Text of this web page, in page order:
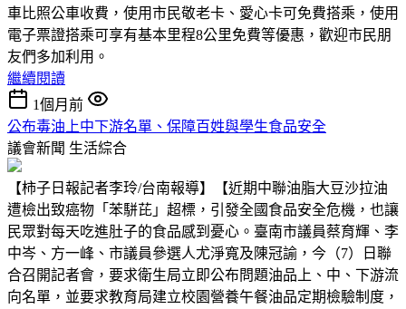
車比照公車收費，使用市民敬老卡、愛心卡可免費搭乘，使用
電子票證搭乘可享有基本里程8公里免費等優惠，歡迎市民朋
友們多加利用。
繼續閱讀
1個月前
公布毒油上中下游名單、保障百姓與學生食品安全
議會新聞 生活綜合
【柿子日報記者李玲/台南報導】【近期中聯油脂大豆沙拉油
遭檢出致癌物「苯駢芘」超標，引發全國食品安全危機，也讓
民眾對每天吃進肚子的食品感到憂心。臺南市議員蔡育輝、李
中岑、方一峰、市議員參選人尤淨寬及陳冠諭，今（7）日聯
合召開記者會，要求衛生局立即公布問題油品上、中、下游流
向名單，並要求教育局建立校園營養午餐油品定期檢驗制度，